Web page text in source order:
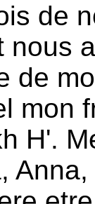
de
nous
de
mon
H'.